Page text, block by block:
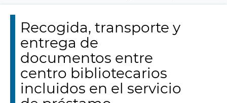
Recogida, transporte y
entrega de
documentos entre
centro bibliotecarios
incluidos en el servicio